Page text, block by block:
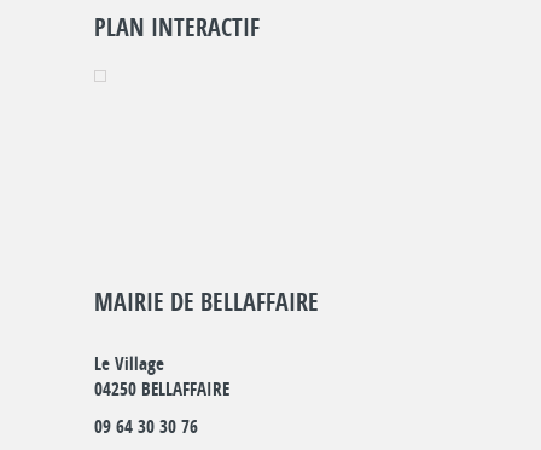
PLAN INTERACTIF
MAIRIE DE BELLAFFAIRE
Le Village
04250 BELLAFFAIRE
09 64 30 30 76